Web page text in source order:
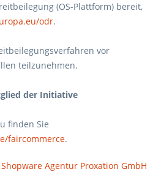
(OS-Plattform) bereit,
odr.
vor
teilzunehmen.
der Initiative
finden Sie
faircommerce.
Shopware Agentur Proxation GmbH